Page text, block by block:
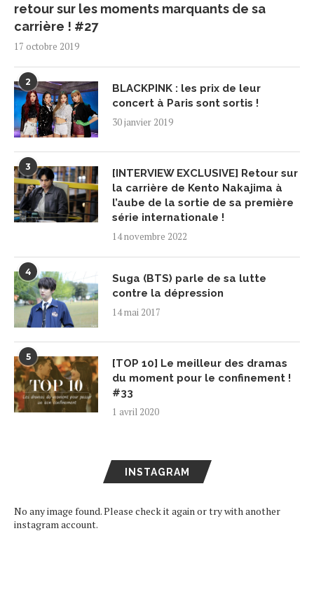
retour sur les moments marquants de sa
carrière ! #27
17 octobre 2019
2
BLACKPINK : les prix de leur
concert à Paris sont sortis !
30 janvier 2019
3
[INTERVIEW EXCLUSIVE] Retour sur
la carrière de Kento Nakajima à
l’aube de la sortie de sa première
série internationale !
14 novembre 2022
4
Suga (BTS) parle de sa lutte
contre la dépression
14 mai 2017
5
[TOP 10] Le meilleur des dramas
du moment pour le confinement !
#33
1 avril 2020
INSTAGRAM
No any image found. Please check it again or try with another
instagram account.